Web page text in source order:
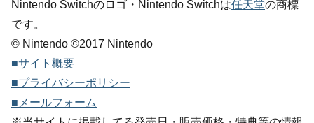
Nintendo Switchのロゴ・Nintendo Switchは任天堂の商標
です。
© Nintendo ©2017 Nintendo
■サイト概要
■プライバシーポリシー
■メールフォーム